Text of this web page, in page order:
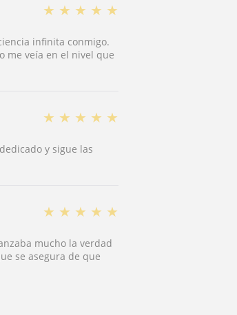
★ ★ ★ ★ ★
infinita conmigo.
me veía en el nivel que
★ ★ ★ ★ ★
y sigue las
★ ★ ★ ★ ★
mucho la verdad
se asegura de que